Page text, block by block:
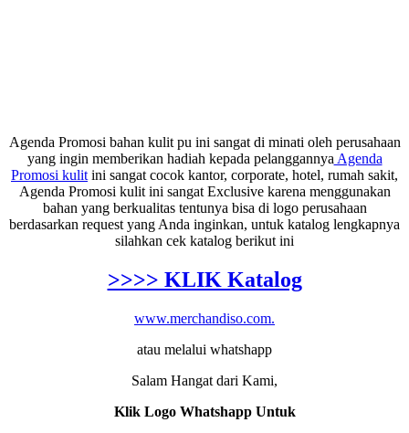
Agenda Promosi bahan kulit pu ini sangat di minati oleh perusahaan
yang ingin memberikan hadiah kepada pelanggannya Agenda
Promosi kulit ini sangat cocok kantor, corporate, hotel, rumah sakit,
Agenda Promosi kulit ini sangat Exclusive karena menggunakan
bahan yang berkualitas tentunya bisa di logo perusahaan
berdasarkan request yang Anda inginkan, untuk katalog lengkapnya
silahkan cek katalog berikut ini
>>>> KLIK Katalog
www.merchandiso.com.
atau melalui whatshapp
Salam Hangat dari Kami,
Klik Logo Whatshapp Untuk